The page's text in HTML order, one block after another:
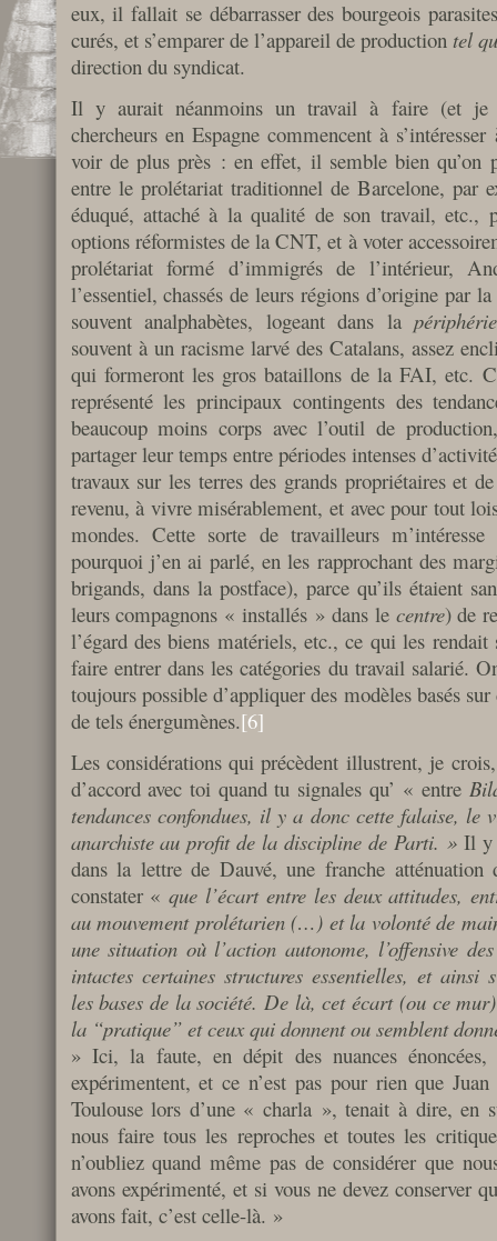
eux, il fallait se débarrasser des bourgeois
curés, et s’emparer de l’appareil de production tel
direction du syndicat.
Il y aurait néanmoins un travail à faire (et je
chercheurs en Espagne commencent à
voir de plus près : en effet, il semble bien qu’on
entre le prolétariat traditionnel de Barcelone, par
éduqué, attaché à la qualité de son travail, etc.,
options réformistes de la CNT, et à voter
prolétariat formé d’immigrés de l’intérieur,
l’essentiel, chassés de leurs régions d’origine par
souvent analphabètes, logeant dans lapériphérie
souvent à un racisme larvé des Catalans, assez
qui formeront les gros bataillons de la FAI, etc.
représenté les principaux contingents des
beaucoup moins corps avec l’outil de
partager leur temps entre périodes intenses
travaux sur les terres des grands propriétaires et
revenu, à vivre misérablement, et avec pour tout
mondes. Cette sorte de travailleurs
pourquoi j’en ai parlé, en les rapprochant des
brigands, dans la postface), parce qu’ils étaient
leurs compagnons « installés » dans le centre) de
l’égard des biens matériels, etc., ce qui les
faire entrer dans les catégories du travail salarié.
toujours possible d’appliquer des modèles basés
de tels énergumènes.[6]
Les considérations qui précèdent illustrent, je
d’accord avec toi quand tu signales qu’ « entre
tendances confondues, il y a donc cette falaise, le
anarchiste au profit de la discipline de Parti. » Il y
dans la lettre de Dauvé, une franche
constater «que l’écart entre les deux attitudes,
au mouvement prolétarien (…) et la volonté de
une situation où l’action autonome, l’offensive
intactes certaines structures essentielles, et ainsi
les bases de la société. De là, cet écart (ou ce
la “pratique” et ceux qui donnent ou semblent
» Ici, la faute, en dépit des nuances
expérimentent, et ce n’est pas pour rien que
Toulouse lors d’une « charla », tenait à dire, en
nous faire tous les reproches et toutes les
n’oubliez quand même pas de considérer que
avons expérimenté, et si vous ne devez conserver
avons fait, c’est celle-là. »